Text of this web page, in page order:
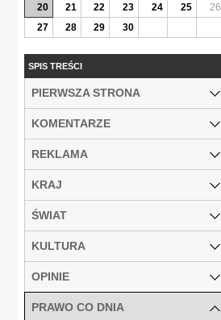
20
21 22 23 24 25
26
27
28 29 30
SPIS TREŚCI
PIERWSZA STRONA
KOMENTARZE
REKLAMA
KRAJ
ŚWIAT
KULTURA
OPINIE
PRAWO CO DNIA